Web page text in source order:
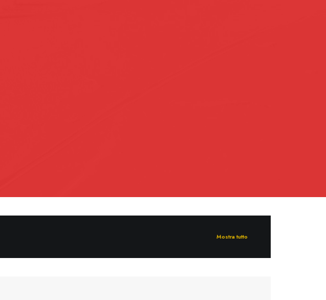
Mostra tutto